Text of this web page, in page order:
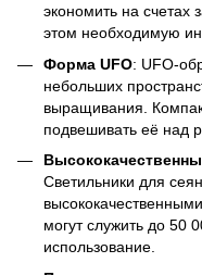
экономить на счетах
этом необходимую
Форма UFO: UFO-
небольших
выращивания.
подвешивать её над
Светильники для
могут служить до 50
использование.